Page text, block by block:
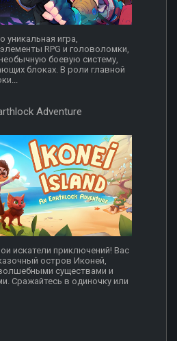
уникальная игра,
RPG и головоломки,
боевую систему,
блоках. В роли главной
Adventure
искатели приключений! Вас
остров Иконей,
существами и
Сражайтесь в одиночку или